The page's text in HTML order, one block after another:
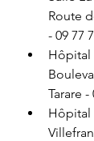
Route
- 09 77
Hôpital
Tarare -
Hôpital